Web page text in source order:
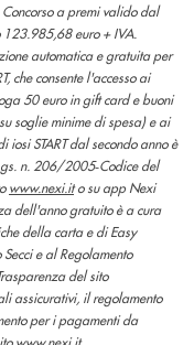
a premi valido dal
euro + IVA.
automatica e gratuita per
che consente l'accesso ai
50 euro in gift card e buoni
soglie minime di spesa) e ai
iosi START dal secondo anno è
n. 206/2005‑Codice del
www.nexi.ito su app Nexi
dell'anno gratuito è a cura
della carta e di Easy
e al Regolamento
del sito
assicurativi, il regolamento
per i pagamenti da